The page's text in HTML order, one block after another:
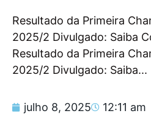
Resultado da Primeira
2025/2 Divulgado: Saiba
Resultado da Primeira
2025/2 Divulgado: Saiba...
julho 8, 2025 12:11 am